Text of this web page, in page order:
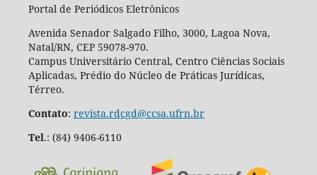
Portal de Periódicos Eletrônicos
Avenida Senador Salgado Filho, 3000, Lagoa Nova,
Natal/RN, CEP 59078-970.
Campus Universitário Central, Centro Ciências Sociais
Aplicadas, Prédio do Núcleo de Práticas Jurídicas,
Térreo.
Contato: revista.rdcgd@ccsa.ufrn.br
Tel.: (84) 9406-6110